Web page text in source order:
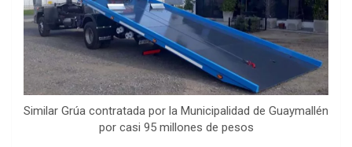
Similar Grúa contratada por la Municipalidad de Guaymallén
por casi 95 millones de pesos